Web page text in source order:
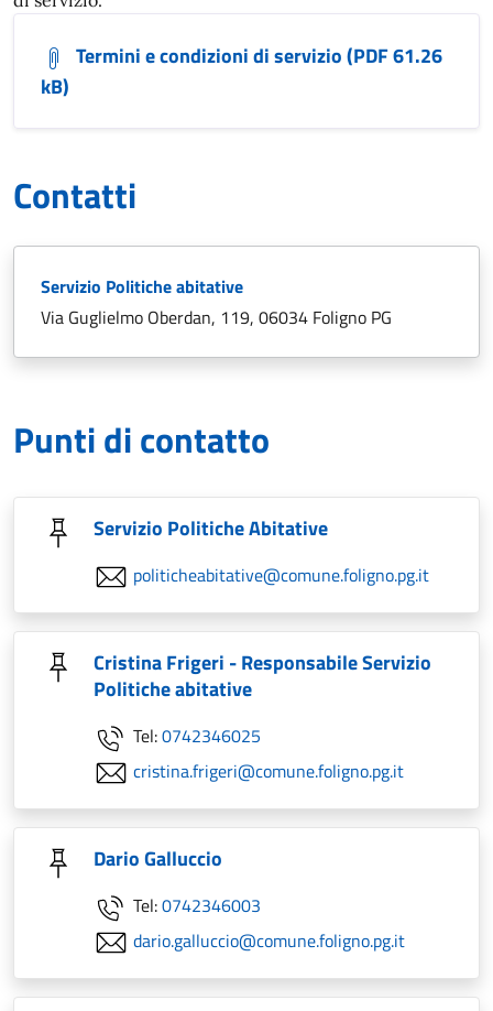
Termini e condizioni di servizio (PDF 61.26
kB)
Contatti
Servizio Politiche abitative
Via Guglielmo Oberdan, 119, 06034 Foligno PG
Punti di contatto
Servizio Politiche Abitative
politicheabitative@comune.foligno.pg.it
Cristina Frigeri - Responsabile Servizio
Politiche abitative
Tel:0742346025
cristina.frigeri@comune.foligno.pg.it
Dario Galluccio
Tel:0742346003
dario.galluccio@comune.foligno.pg.it